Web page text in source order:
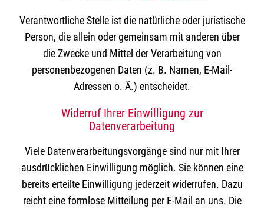
Verantwortliche Stelle ist die natürliche oder juristische
Person, die allein oder gemeinsam mit anderen über
die Zwecke und Mittel der Verarbeitung von
personenbezogenen Daten (z. B. Namen, E-Mail-
Adressen o. Ä.) entscheidet.
Widerruf Ihrer Einwilligung zur
Datenverarbeitung
Viele Datenverarbeitungsvorgänge sind nur mit Ihrer
ausdrücklichen Einwilligung möglich. Sie können eine
bereits erteilte Einwilligung jederzeit widerrufen. Dazu
reicht eine formlose Mitteilung per E-Mail an uns. Die